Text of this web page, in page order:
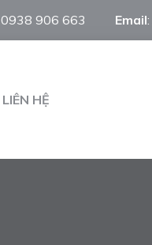
0938 906 663 Email:
LIÊN HỆ